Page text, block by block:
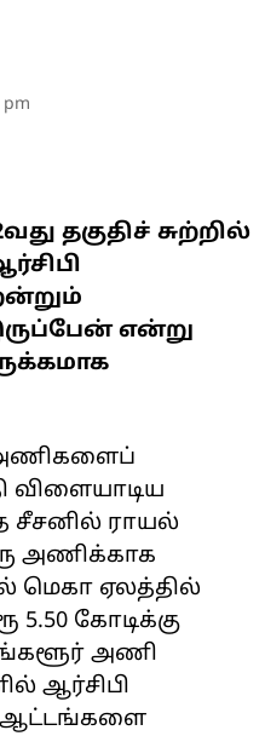
pm
தகுதிச் சுற்றில்
என்று
விளையாடிய
சீசனில் ராயல்
அணிக்காக
மெகா ஏலத்தில்
5.50 கோடிக்கு
அணி
ஆர்சிபி
ஆட்டங்களை